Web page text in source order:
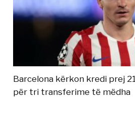
Barcelona kërkon kredi prej
për tri transferime të mëdha